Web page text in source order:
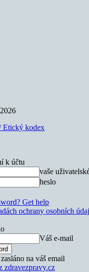
Etický kodex
k účtu
vaše
heslo
Get help
ochrany osobních
Váš e-mail
na váš email
zdravezpravy.cz